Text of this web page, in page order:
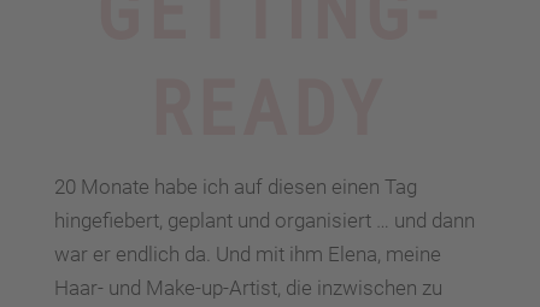
20 Monate habe ich auf diesen einen Tag
hingefiebert, geplant und organisiert … und dann
war er endlich da. Und mit ihm Elena, meine
Haar- und Make-up-Artist, die inzwischen zu